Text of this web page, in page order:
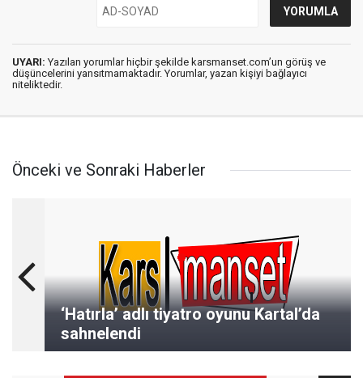
UYARI: Yazılan yorumlar hiçbir şekilde karsmanset.com’un görüş ve
düşüncelerini yansıtmamaktadır. Yorumlar, yazan kişiyi bağlayıcı
niteliktedir.
Önceki ve Sonraki Haberler
‘Hatırla’ adlı tiyatro oyunu Kartal’da
sahnelendi